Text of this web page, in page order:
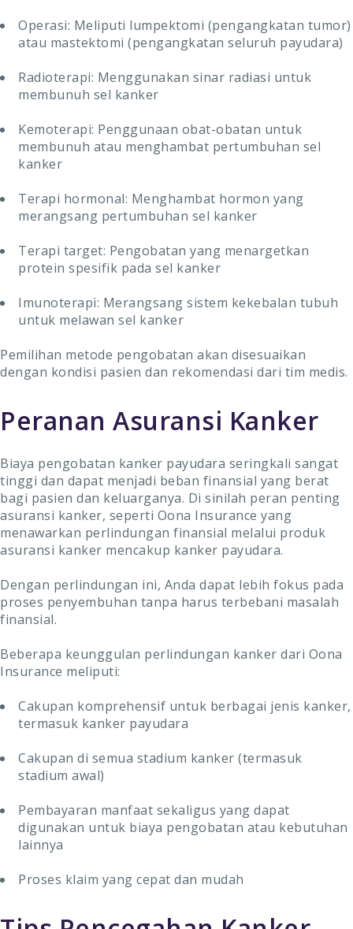
Operasi: Meliputi lumpektomi (pengangkatan tumor)
atau mastektomi (pengangkatan seluruh payudara)
Radioterapi: Menggunakan sinar radiasi untuk
membunuh sel kanker
Kemoterapi: Penggunaan obat-obatan untuk
membunuh atau menghambat pertumbuhan sel
kanker
Terapi hormonal: Menghambat hormon yang
merangsang pertumbuhan sel kanker
Terapi target: Pengobatan yang menargetkan
protein spesifik pada sel kanker
Imunoterapi: Merangsang sistem kekebalan tubuh
untuk melawan sel kanker
Pemilihan metode pengobatan akan disesuaikan
dengan kondisi pasien dan rekomendasi dari tim medis.
Peranan Asuransi Kanker
Biaya pengobatan kanker payudara seringkali sangat
tinggi dan dapat menjadi beban finansial yang berat
bagi pasien dan keluarganya. Di sinilah peran penting
asuransi kanker, seperti Oona Insurance yang
menawarkan perlindungan finansial melalui produk
asuransi kanker mencakup kanker payudara.
Dengan perlindungan ini, Anda dapat lebih fokus pada
proses penyembuhan tanpa harus terbebani masalah
finansial.
Beberapa keunggulan perlindungan kanker dari Oona
Insurance meliputi:
Cakupan komprehensif untuk berbagai jenis kanker,
termasuk kanker payudara
Cakupan di semua stadium kanker (termasuk
stadium awal)
Pembayaran manfaat sekaligus yang dapat
digunakan untuk biaya pengobatan atau kebutuhan
lainnya
Proses klaim yang cepat dan mudah